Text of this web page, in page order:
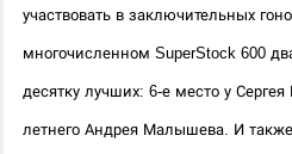
участвовать в заключительных
многочисленном SuperStock 600
десятку лучших: 6-е место у Сергея
летнего Андрея Малышева. И